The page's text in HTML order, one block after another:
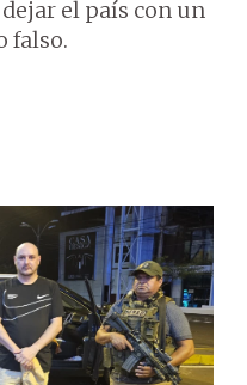
el país con un
falso.